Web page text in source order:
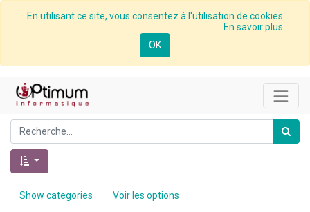
En utilisant ce site, vous consentez à l'utilisation de cookies.
En savoir plus.
OK
Show categories Voir les options